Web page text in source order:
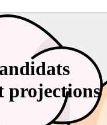
projections